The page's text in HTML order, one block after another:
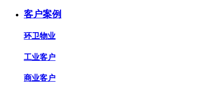
客户案例
环卫物业
工业客户
商业客户